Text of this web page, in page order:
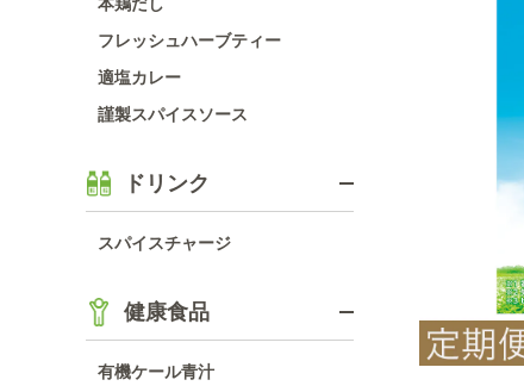
フレッシュハーブティー
適塩カレー
謹製スパイスソース
ドリンク
スパイスチャージ
健康食品
有機ケール青汁